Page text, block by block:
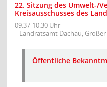
22. Sitzung des Umwelt-/
Kreisausschusses des
09:37-10:30 Uhr
Landratsamt Dachau, Großer
Öffentliche